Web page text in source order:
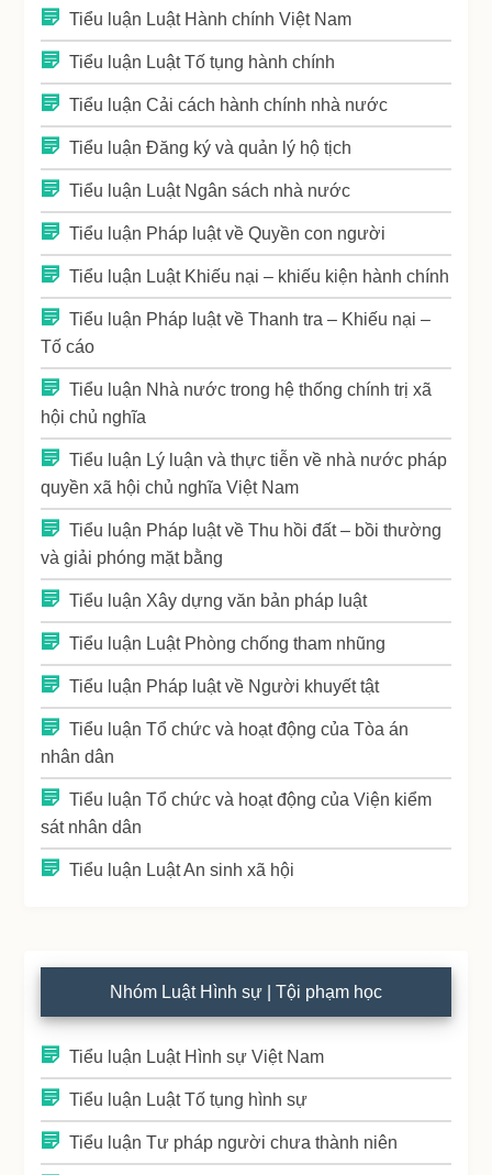
Tiểu luận Luật Hành chính Việt Nam
Tiểu luận Luật Tố tụng hành chính
Tiểu luận Cải cách hành chính nhà nước
Tiểu luận Đăng ký và quản lý hộ tịch
Tiểu luận Luật Ngân sách nhà nước
Tiểu luận Pháp luật về Quyền con người
Tiểu luận Luật Khiếu nại – khiếu kiện hành chính
Tiểu luận Pháp luật về Thanh tra – Khiếu nại –
Tố cáo
Tiểu luận Nhà nước trong hệ thống chính trị xã
hội chủ nghĩa
Tiểu luận Lý luận và thực tiễn về nhà nước pháp
quyền xã hội chủ nghĩa Việt Nam
Tiểu luận Pháp luật về Thu hồi đất – bồi thường
và giải phóng mặt bằng
Tiểu luận Xây dựng văn bản pháp luật
Tiểu luận Luật Phòng chống tham nhũng
Tiểu luận Pháp luật về Người khuyết tật
Tiểu luận Tổ chức và hoạt động của Tòa án
nhân dân
Tiểu luận Tổ chức và hoạt động của Viện kiểm
sát nhân dân
Tiểu luận Luật An sinh xã hội
Nhóm Luật Hình sự | Tội phạm học
Tiểu luận Luật Hình sự Việt Nam
Tiểu luận Luật Tố tụng hình sự
Tiểu luận Tư pháp người chưa thành niên